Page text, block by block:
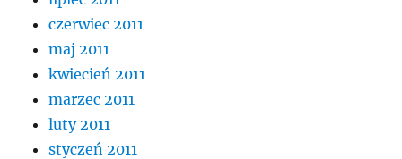
czerwiec 2011
maj 2011
kwiecień 2011
marzec 2011
luty 2011
styczeń 2011